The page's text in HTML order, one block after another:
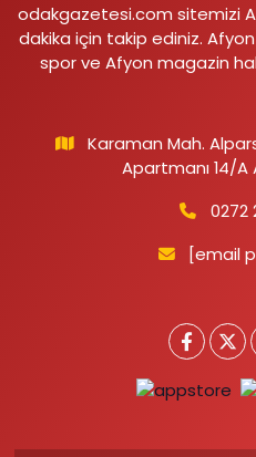
odakgazetesi.com sitemizi
dakika için takip ediniz.
spor ve Afyon magazin
Karaman Mah.
Apartmanı 14/
0272
[email